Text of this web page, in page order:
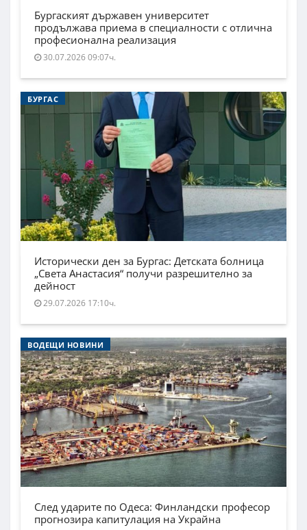
Бургаският държавен университет
продължава приема в специалности с отлична
професионална реализация
30.07.2026 09:07ч.
БУРГАС
Исторически ден за Бургас: Детската болница
„Света Анастасия“ получи разрешително за
дейност
29.07.2026 17:10ч.
ВОДЕЩИ НОВИНИ
След ударите по Одеса: Финландски професор
прогнозира капитулация на Украйна